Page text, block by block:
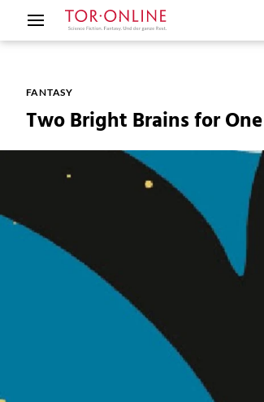
FANTASY
Two Bright Brains for